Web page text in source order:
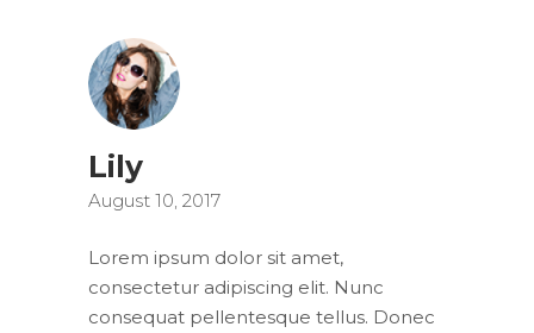
Lily
August 10, 2017
Lorem ipsum dolor sit amet,
consectetur adipiscing elit. Nunc
consequat pellentesque tellus. Donec